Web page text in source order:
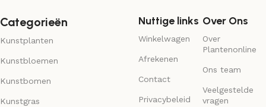
Categorieën
Kunstplanten
Kunstbloemen
Kunstbomen
Kunstgras
Nuttige links
Winkelwagen
Afrekenen
Contact
Privacybeleid
Over Ons
Over
Plantenonline
Ons team
Veelgestelde
vragen